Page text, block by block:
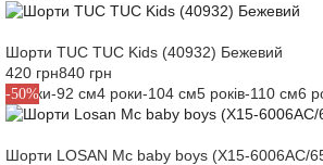
Шорти TUC TUC Kids (40932) Бежевий
420 грн840 грн
-50%
2 роки-92 см4 роки-104 см5 років-110 см6
Шорти LOSAN Mc baby boys (X15-6006AC/